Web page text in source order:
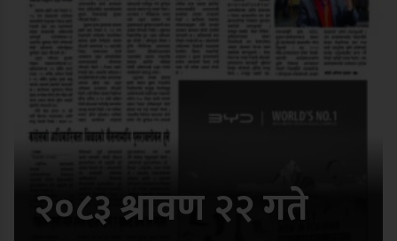
२०८३ श्रावण २२ गते